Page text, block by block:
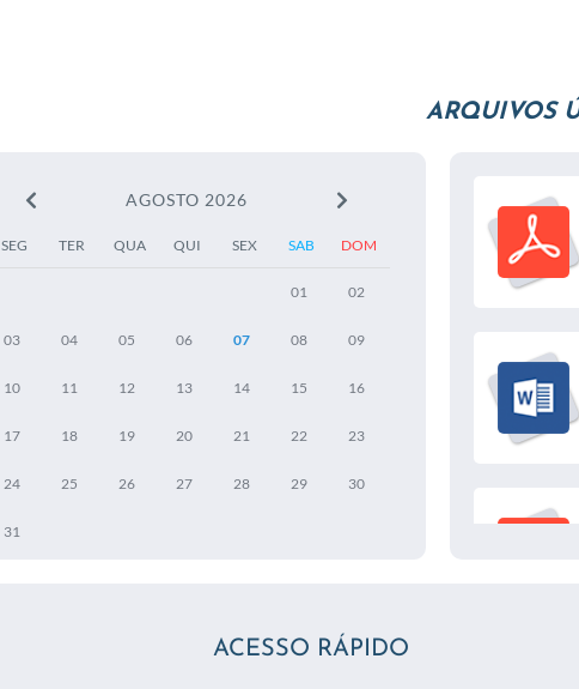
AGOSTO 2026
SEG TER QUA QUI SEX SAB DOM
01 02
03 04 05 06 07 08 09
10 11 12 13 14 15 16
17 18 19 20 21 22 23
24 25 26 27 28 29 30
31
ARQUIVOS
ACESSO RÁPIDO